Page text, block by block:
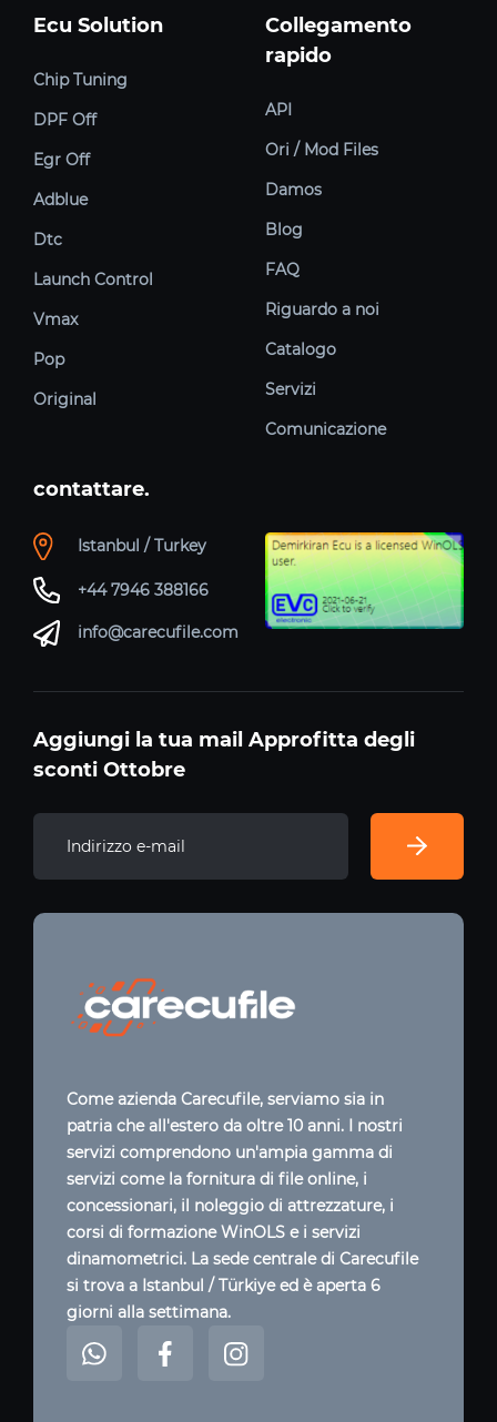
Ecu Solution
Chip Tuning
DPF Off
Egr Off
Adblue
Dtc
Launch Control
Vmax
Pop
Original
Collegamento
rapido
API
Ori / Mod Files
Damos
Blog
FAQ
Riguardo a noi
Catalogo
Servizi
Comunicazione
contattare.
Istanbul / Turkey
+44 7946 388166
info@carecufile.com
Aggiungi la tua mail Approfitta degli
sconti Ottobre
Come azienda Carecufile, serviamo sia in
patria che all'estero da oltre 10 anni. I nostri
servizi comprendono un'ampia gamma di
servizi come la fornitura di file online, i
concessionari, il noleggio di attrezzature, i
corsi di formazione WinOLS e i servizi
dinamometrici. La sede centrale di Carecufile
si trova a Istanbul / Türkiye ed è aperta 6
giorni alla settimana.